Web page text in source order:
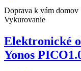
Doprava k vám domov
Vykurovanie
Elektronické
Yonos